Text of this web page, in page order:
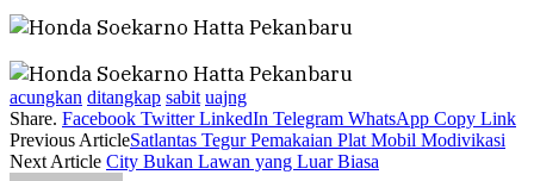
acungkan ditangkap sabit uajng
Share. Facebook Twitter LinkedIn Telegram WhatsApp Copy Link
Previous ArticleSatlantas Tegur Pemakaian Plat Mobil Modivikasi
Next Article City Bukan Lawan yang Luar Biasa